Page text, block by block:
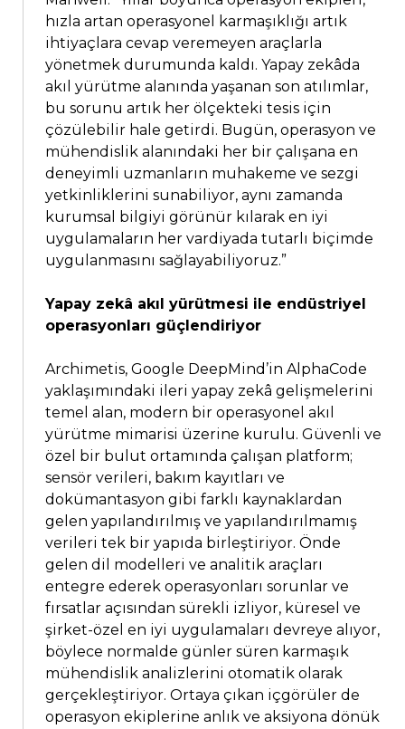
hızla artan operasyonel karmaşıklığı artık
ihtiyaçlara cevap veremeyen araçlarla
yönetmek durumunda kaldı. Yapay zekâda
akıl yürütme alanında yaşanan son atılımlar,
bu sorunu artık her ölçekteki tesis için
çözülebilir hale getirdi. Bugün, operasyon ve
mühendislik alanındaki her bir çalışana en
deneyimli uzmanların muhakeme ve sezgi
yetkinliklerini sunabiliyor, aynı zamanda
kurumsal bilgiyi görünür kılarak en iyi
uygulamaların her vardiyada tutarlı biçimde
uygulanmasını sağlayabiliyoruz.”
Yapay zekâ akıl yürütmesi ile endüstriyel
operasyonları güçlendiriyor
Archimetis, Google DeepMind’in AlphaCode
yaklaşımındaki ileri yapay zekâ gelişmelerini
temel alan, modern bir operasyonel akıl
yürütme mimarisi üzerine kurulu. Güvenli ve
özel bir bulut ortamında çalışan platform;
sensör verileri, bakım kayıtları ve
dokümantasyon gibi farklı kaynaklardan
gelen yapılandırılmış ve yapılandırılmamış
verileri tek bir yapıda birleştiriyor. Önde
gelen dil modelleri ve analitik araçları
entegre ederek operasyonları sorunlar ve
fırsatlar açısından sürekli izliyor, küresel ve
şirket-özel en iyi uygulamaları devreye alıyor,
böylece normalde günler süren karmaşık
mühendislik analizlerini otomatik olarak
gerçekleştiriyor. Ortaya çıkan içgörüler de
operasyon ekiplerine anlık ve aksiyona dönük